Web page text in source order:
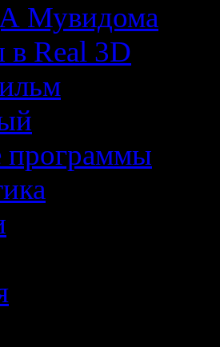
Мувидома
Real 3D
программы